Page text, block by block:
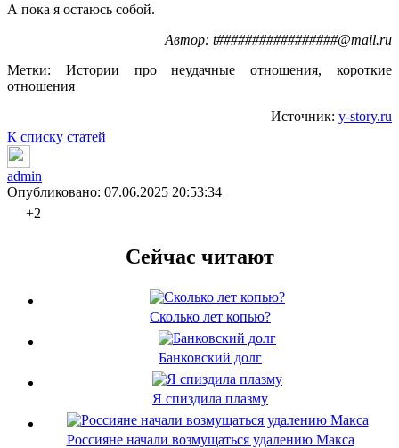
А пока я остаюсь собой.
Автор: t#################@mail.ru
Метки: Истории про неудачные отношения,короткие
отношения
Источник: y-story.ru
К списку статей
admin
Опубликовано: 07.06.2025 20:53:34
+2
Сейчас читают
Сколько лет копью?
Банковский долг
Я спиздила плазму
Россияне начали возмущаться удалению Макса